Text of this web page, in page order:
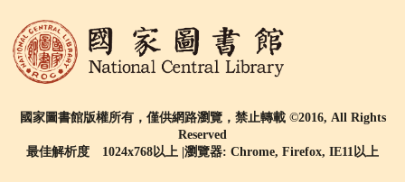
國家圖書館版權所有，僅供網路瀏覽，禁止轉載 ©2016, All Rights
Reserved
最佳解析度 1024x768以上 |瀏覽器: Chrome, Firefox, IE11以上